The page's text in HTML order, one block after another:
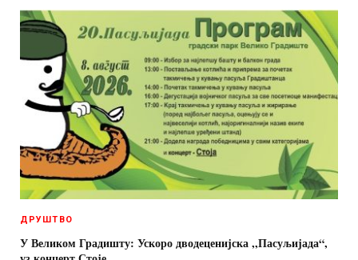
ДРУШТВО
У Великом Градишту: Ускоро дводеценијска ,,Пасуљијада“,